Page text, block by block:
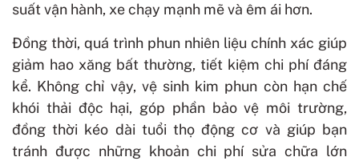
suất vận hành, xe chạy mạnh mẽ và êm ái hơn.
Đồng thời, quá trình phun nhiên liệu chính xác giúp
giảm hao xăng bất thường, tiết kiệm chi phí đáng
kể. Không chỉ vậy, vệ sinh kim phun còn hạn chế
khói thải độc hại, góp phần bảo vệ môi trường,
đồng thời kéo dài tuổi thọ động cơ và giúp bạn
tránh được những khoản chi phí sửa chữa lớn